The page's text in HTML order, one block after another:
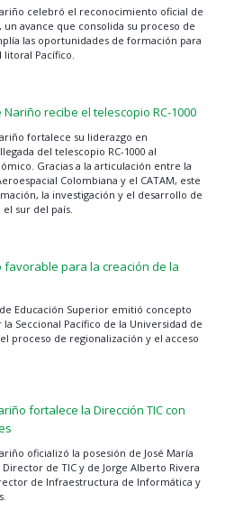
celebró el reconocimiento oficial de
un avance que consolida su proceso de
las oportunidades de formación para
Pacífico.
recibe el telescopio RC-1000
fortalece su liderazgo en
del telescopio RC-1000 al
Gracias a la articulación entre la
Colombiana y el CATAM, este
la investigación y el desarrollo de
sur del país.
favorable para la creación de la
Educación Superior emitió concepto
Seccional Pacífico de la Universidad de
proceso de regionalización y el acceso
fortalece la Dirección TIC con
oficializó la posesión de José María
de TIC y de Jorge Alberto Rivera
de Infraestructura de Informática y